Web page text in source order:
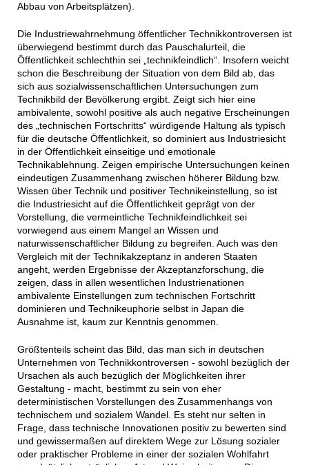
Abbau von Arbeitsplätzen).
Die Industriewahrnehmung öffentlicher Technikkontroversen ist
überwiegend bestimmt durch das Pauschalurteil, die
Öffentlichkeit schlechthin sei „technikfeindlich“. Insofern weicht
schon die Beschreibung der Situation von dem Bild ab, das
sich aus sozialwissenschaftlichen Untersuchungen zum
Technikbild der Bevölkerung ergibt. Zeigt sich hier eine
ambivalente, sowohl positive als auch negative Erscheinungen
des „technischen Fortschritts“ würdigende Haltung als typisch
für die deutsche Öffentlichkeit, so dominiert aus Industriesicht
in der Öffentlichkeit einseitige und emotionale
Technikablehnung. Zeigen empirische Untersuchungen keinen
eindeutigen Zusammenhang zwischen höherer Bildung bzw.
Wissen über Technik und positiver Technikeinstellung, so ist
die Industriesicht auf die Öffentlichkeit geprägt von der
Vorstellung, die vermeintliche Technikfeindlichkeit sei
vorwiegend aus einem Mangel an Wissen und
naturwissenschaftlicher Bildung zu begreifen. Auch was den
Vergleich mit der Technikakzeptanz in anderen Staaten
angeht, werden Ergebnisse der Akzeptanzforschung, die
zeigen, dass in allen wesentlichen Industrienationen
ambivalente Einstellungen zum technischen Fortschritt
dominieren und Technikeuphorie selbst in Japan die
Ausnahme ist, kaum zur Kenntnis genommen.
Größtenteils scheint das Bild, das man sich in deutschen
Unternehmen von Technikkontroversen - sowohl bezüglich der
Ursachen als auch bezüglich der Möglichkeiten ihrer
Gestaltung - macht, bestimmt zu sein von eher
deterministischen Vorstellungen des Zusammenhangs von
technischem und sozialem Wandel. Es steht nur selten in
Frage, dass technische Innovationen positiv zu bewerten sind
und gewissermaßen auf direktem Wege zur Lösung sozialer
oder praktischer Probleme in einer der sozialen Wohlfahrt